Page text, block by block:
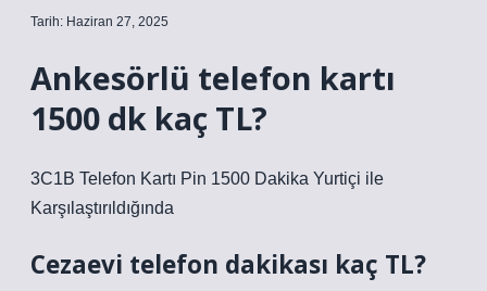
Tarih: Haziran 27, 2025
Ankesörlü telefon kartı
1500 dk kaç TL?
3C1B Telefon Kartı Pin 1500 Dakika Yurtiçi ile
Karşılaştırıldığında
Cezaevi telefon dakikası kaç TL?